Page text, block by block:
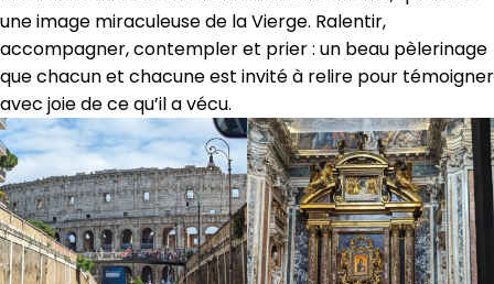
une image miraculeuse de la Vierge. Ralentir,
accompagner, contempler et prier : un beau pèlerinage
que chacun et chacune est invité à relire pour témoigner
avec joie de ce qu’il a vécu.